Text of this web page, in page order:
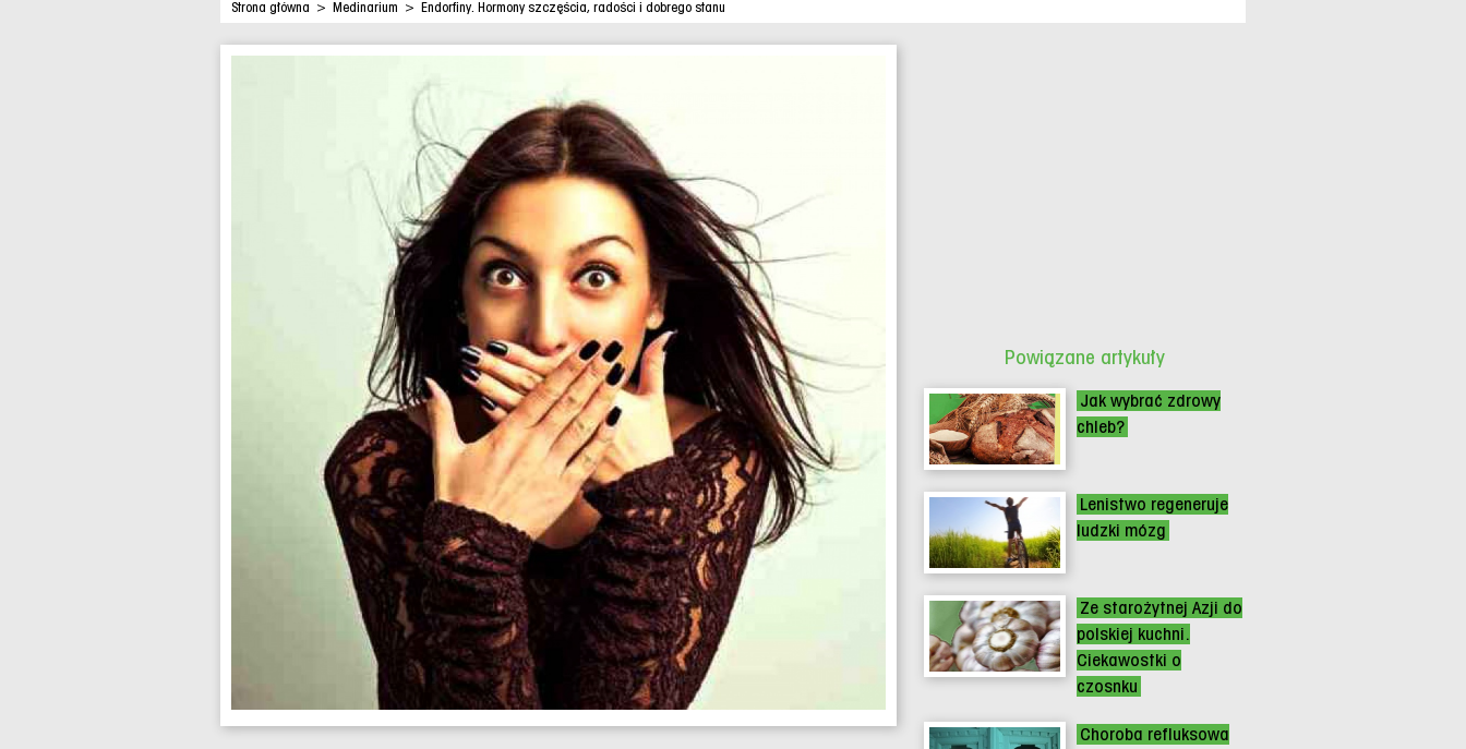
Strona główna > Medinarium > Endorfiny. Hormony szczęścia, radości i dobrego stanu
Powiązane artykuły
Jak wybrać zdrowy
chleb?
Lenistwo regeneruje
ludzki mózg
Ze starożytnej Azji do
polskiej kuchni.
Ciekawostki o
czosnku
Choroba refluksowa